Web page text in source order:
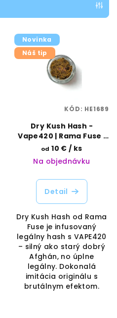
Novinka
Náš tip
Dry Kush Hash -
Vape420 | Rama Fuse |
Vaporama
od 10 €/ ks
Na objednávku
Detail
Dry Kush Hash od Rama
Fuse je infusovaný
legálny hash s VAPE420
– silný ako starý dobrý
Afghán, no úplne
legálny. Dokonalá
imitácia originálu s
brutálnym efektom.
KÓD: HE1689